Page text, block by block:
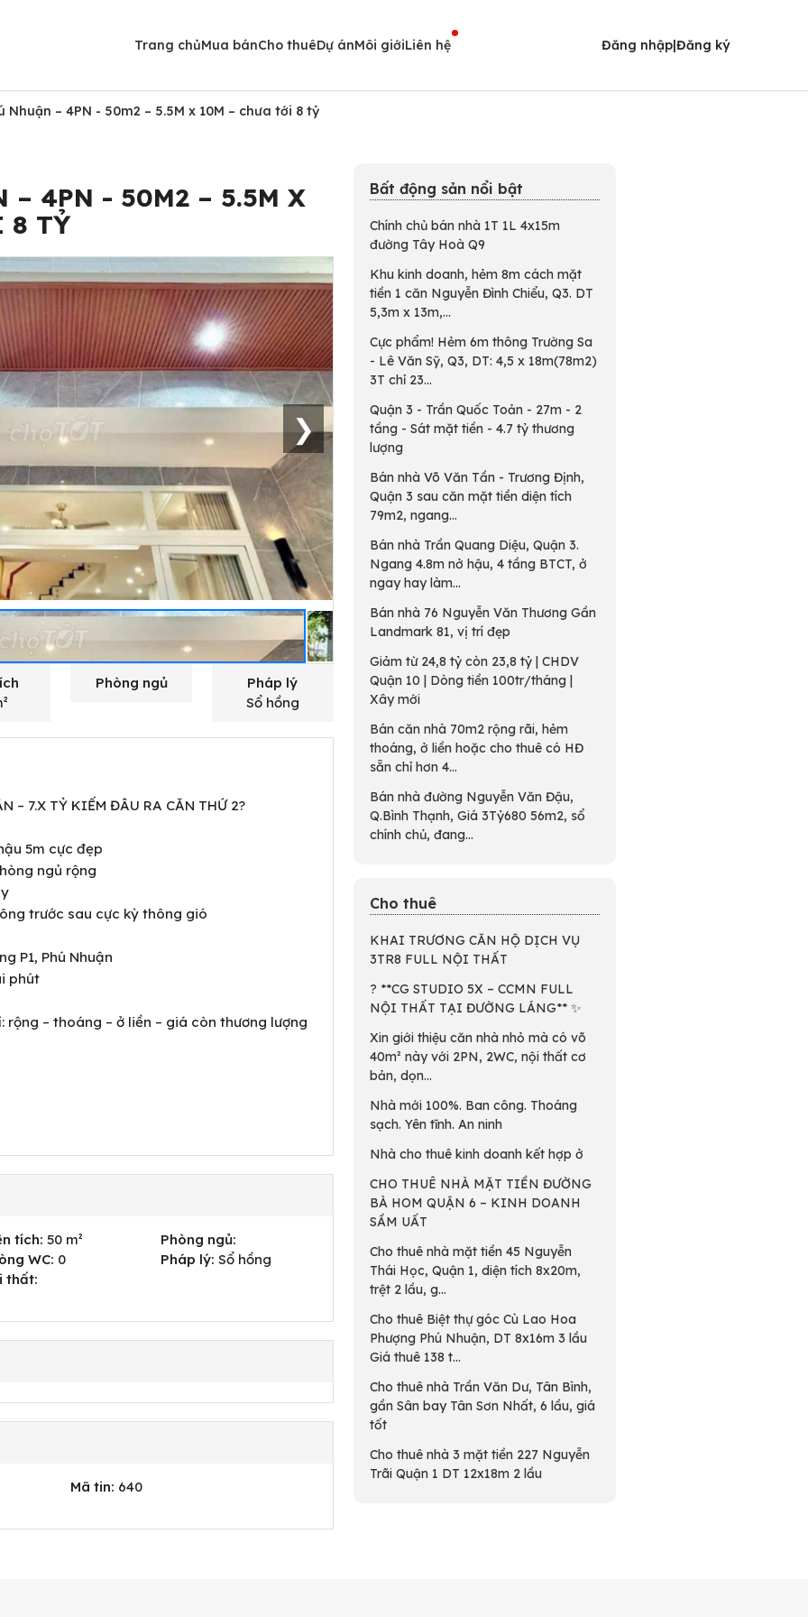
Trang chủMua bánCho thuêDự ánMôi giớiLiên hệ Đăng nhập|Đăng ký
Nhuận – 4PN - 50m2 – 5.5M x 10M – chưa tới 8 tỷ
– 4PN - 50M2 – 5.5M X
8 TỶ
❯
Phòng ngủ
Pháp lý
Sổ hồng
– 7.X TỶ KIẾM ĐÂU RA CĂN THỨ 2?
5m cực đẹp
ngủ rộng
trước sau cực kỳ thông gió
P1, Phú Nhuận
phút
rộng – thoáng – ở liền – giá còn thương lượng
tích: 50 m²
Phòng ngủ:
WC: 0 Pháp lý: Sổ hồng
thất:
Mã tin: 640
Bất động sản nổi bật
Chính chủ bán nhà 1T 1L 4x15m
đường Tây Hoà Q9
Khu kinh doanh, hẻm 8m cách mặt
tiền 1 căn Nguyễn Đình Chiểu, Q3. DT
5,3m x 13m,...
Cực phẩm! Hẻm 6m thông Trường Sa
- Lê Văn Sỹ, Q3, DT: 4,5 x 18m(78m2)
3T chỉ 23...
Quận 3 - Trần Quốc Toản - 27m - 2
tầng - Sát mặt tiền - 4.7 tỷ thương
lượng
Bán nhà Võ Văn Tần - Trương Định,
Quận 3 sau căn mặt tiền diện tích
79m2, ngang...
Bán nhà Trần Quang Diệu, Quận 3.
Ngang 4.8m nở hậu, 4 tầng BTCT, ở
ngay hay làm...
Bán nhà 76 Nguyễn Văn Thương Gần
Landmark 81, vị trí đẹp
Giảm từ 24,8 tỷ còn 23,8 tỷ | CHDV
Quận 10 | Dòng tiền 100tr/tháng |
Xây mới
Bán căn nhà 70m2 rộng rãi, hẻm
thoáng, ở liền hoặc cho thuê có HĐ
sẵn chỉ hơn 4...
Bán nhà đường Nguyễn Văn Đậu,
Q.Bình Thạnh, Giá 3Tỷ680 56m2, sổ
chính chủ, đang...
Cho thuê
KHAI TRƯƠNG CĂN HỘ DỊCH VỤ
3TR8 FULL NỘI THẤT
? **CG STUDIO 5X – CCMN FULL
NỘI THẤT TẠI ĐƯỜNG LÁNG** ✨
Xin giới thiệu căn nhà nhỏ mà có võ
40m² này với 2PN, 2WC, nội thất cơ
bản, dọn...
Nhà mới 100%. Ban công. Thoáng
sạch. Yên tĩnh. An ninh
Nhà cho thuê kinh doanh kết hợp ở
CHO THUÊ NHÀ MẶT TIỀN ĐƯỜNG
BÀ HOM QUẬN 6 – KINH DOANH
SẦM UẤT
Cho thuê nhà mặt tiền 45 Nguyễn
Thái Học, Quận 1, diện tích 8x20m,
trệt 2 lầu, g...
Cho thuê Biệt thự góc Cù Lao Hoa
Phượng Phú Nhuận, DT 8x16m 3 lầu
Giá thuê 138 t...
Cho thuê nhà Trần Văn Dư, Tân Bình,
gần Sân bay Tân Sơn Nhất, 6 lầu, giá
tốt
Cho thuê nhà 3 mặt tiền 227 Nguyễn
Trãi Quận 1 DT 12x18m 2 lầu